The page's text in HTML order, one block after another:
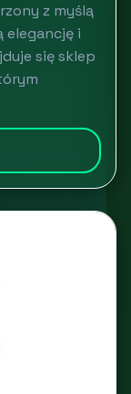
z myślą
i
się sklep